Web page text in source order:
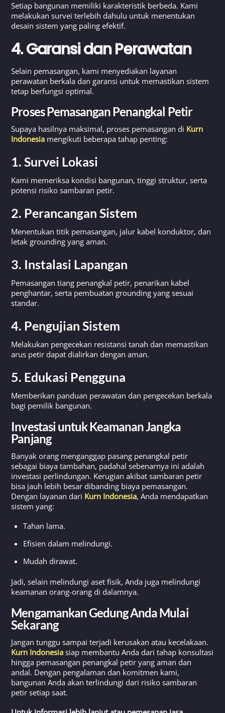
Setiap bangunan memiliki karakteristik berbeda. Kami
melakukan survei terlebih dahulu untuk menentukan
desain sistem yang paling efektif.
4. Garansi dan Perawatan
Selain pemasangan, kami menyediakan layanan
perawatan berkala dan garansi untuk memastikan sistem
tetap berfungsi optimal.
Proses Pemasangan Penangkal Petir
Supaya hasilnya maksimal, proses pemasangan di Kurn
Indonesia mengikuti beberapa tahap penting:
1. Survei Lokasi
Kami memeriksa kondisi bangunan, tinggi struktur, serta
potensi risiko sambaran petir.
2. Perancangan Sistem
Menentukan titik pemasangan, jalur kabel konduktor, dan
letak grounding yang aman.
3. Instalasi Lapangan
Pemasangan tiang penangkal petir, penarikan kabel
penghantar, serta pembuatan grounding yang sesuai
standar.
4. Pengujian Sistem
Melakukan pengecekan resistansi tanah dan memastikan
arus petir dapat dialirkan dengan aman.
5. Edukasi Pengguna
Memberikan panduan perawatan dan pengecekan berkala
bagi pemilik bangunan.
Investasi untuk Keamanan Jangka
Panjang
Banyak orang menganggap pasang penangkal petir
sebagai biaya tambahan, padahal sebenarnya ini adalah
investasi perlindungan. Kerugian akibat sambaran petir
bisa jauh lebih besar dibanding biaya pemasangan.
Dengan layanan dari Kurn Indonesia, Anda mendapatkan
sistem yang:
Tahan lama.
Efisien dalam melindungi.
Mudah dirawat.
Jadi, selain melindungi aset fisik, Anda juga melindungi
keamanan orang-orang di dalamnya.
Mengamankan Gedung Anda Mulai
Sekarang
Jangan tunggu sampai terjadi kerusakan atau kecelakaan.
Kurn Indonesia siap membantu Anda dari tahap konsultasi
hingga pemasangan penangkal petir yang aman dan
andal. Dengan pengalaman dan komitmen kami,
bangunan Anda akan terlindungi dari risiko sambaran
petir setiap saat.